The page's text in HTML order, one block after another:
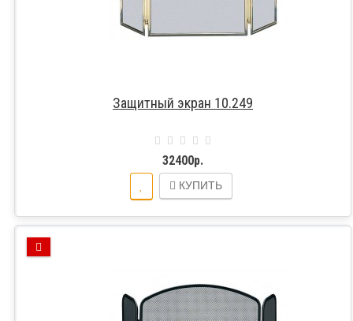
Защитный экран 10.249
32400р.
КУПИТЬ